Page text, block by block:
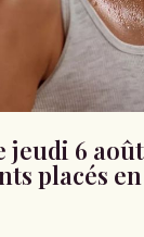
jeudi 6
placés